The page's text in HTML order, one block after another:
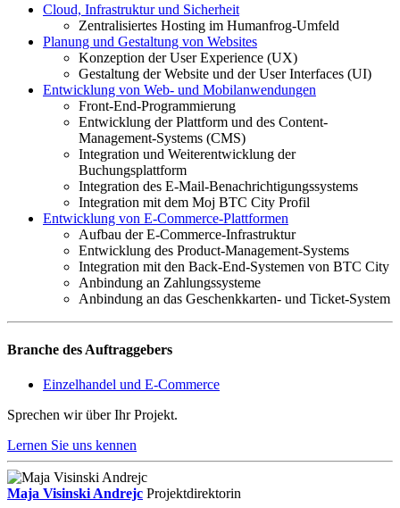
Cloud, Infrastruktur und Sicherheit
Zentralisiertes Hosting im Humanfrog-Umfeld
Planung und Gestaltung von Websites
Konzeption der User Experience (UX)
Gestaltung der Website und der User Interfaces (UI)
Entwicklung von Web- und Mobilanwendungen
Front-End-Programmierung
Entwicklung der Plattform und des Content-
Management-Systems (CMS)
Integration und Weiterentwicklung der
Buchungsplattform
Integration des E-Mail-Benachrichtigungssystems
Integration mit dem Moj BTC City Profil
Entwicklung von E-Commerce-Plattformen
Aufbau der E‑Commerce-Infrastruktur
Entwicklung des Product-Management-Systems
Integration mit den Back-End-Systemen von BTC City
Anbindung an Zahlungssysteme
Anbindung an das Geschenkkarten- und Ticket-System
Branche des Auftraggebers
Einzelhandel und E-Commerce
Sprechen wir über Ihr Projekt.
Lernen Sie uns kennen
Maja Visinski Andrejc Projektdirektorin